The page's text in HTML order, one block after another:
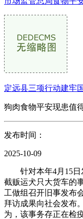
定远县三项行动建牢
狗肉食物平安现患值
发布时间：
2025-10-09
针对本年4月15日
截贩运犬只大货车的
工做组召开旧事发布
拜访成果向社会发布
为，该事务存正在检